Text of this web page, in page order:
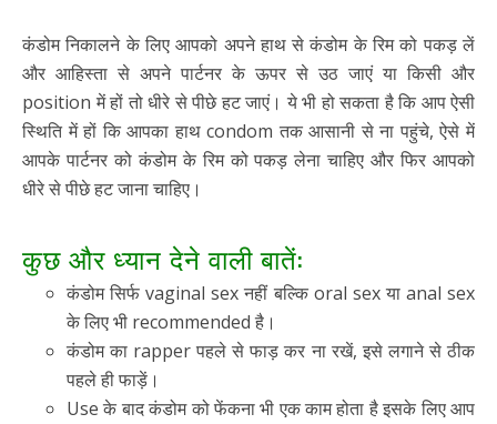
कंडोम निकालने के लिए आपको अपने हाथ से कंडोम के रिम को पकड़ लें
और आहिस्ता से अपने पार्टनर के ऊपर से उठ जाएं या किसी और
position में हों तो धीरे से पीछे हट जाएं। ये भी हो सकता है कि आप ऐसी
स्थिति में हों कि आपका हाथ condom तक आसानी से ना पहुंचे, ऐसे में
आपके पार्टनर को कंडोम के रिम को पकड़ लेना चाहिए और फिर आपको
धीरे से पीछे हट जाना चाहिए।
कुछ और ध्यान देने वाली बातें:
कंडोम सिर्फ vaginal sex नहीं बल्कि oral sex या anal sex
के लिए भी recommended है।
कंडोम का rapper पहले से फाड़ कर ना रखें, इसे लगाने से ठीक
पहले ही फाड़ें।
Use के बाद कंडोम को फेंकना भी एक काम होता है इसके लिए आप